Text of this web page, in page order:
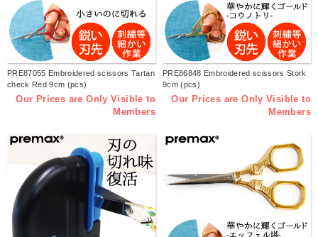
PRE87055 Embroidered scissors Tartan
check Red 9cm (pcs)
Our Prices are Only Visible to
Members
PRE86848 Embroidered scissors Stork
9cm (pcs)
Our Prices are Only Visible to
Members